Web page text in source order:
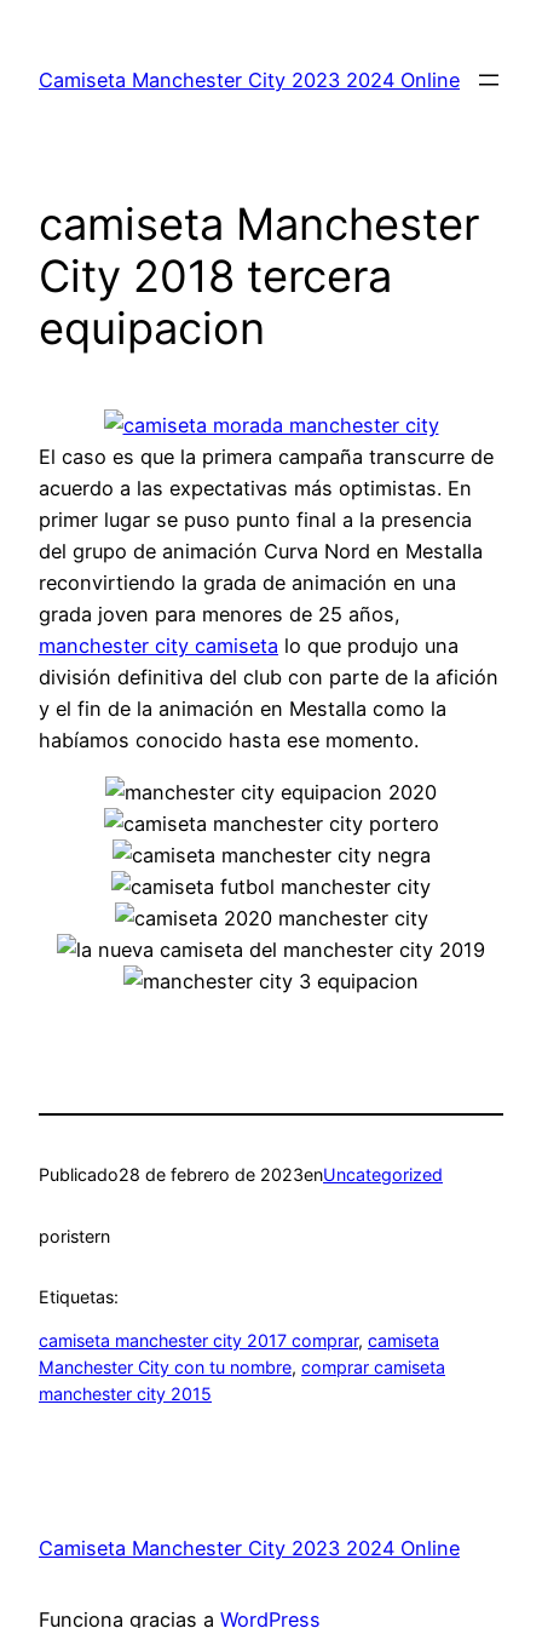
contenido
Camiseta Manchester City 2023 2024 Online
camiseta Manchester
City 2018 tercera
equipacion
El caso es que la primera campaña transcurre de
acuerdo a las expectativas más optimistas. En
primer lugar se puso punto final a la presencia
del grupo de animación Curva Nord en Mestalla
reconvirtiendo la grada de animación en una
grada joven para menores de 25 años,
manchester city camiseta lo que produjo una
división definitiva del club con parte de la afición
y el fin de la animación en Mestalla como la
habíamos conocido hasta ese momento.
Publicado28 de febrero de 2023enUncategorized
poristern
Etiquetas:
camiseta manchester city 2017 comprar, camiseta
Manchester City con tu nombre, comprar camiseta
manchester city 2015
Camiseta Manchester City 2023 2024 Online
Funciona gracias a WordPress